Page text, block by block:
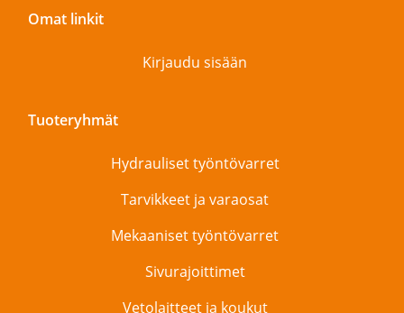
Omat linkit
Kirjaudu sisään
Tuoteryhmät
Hydrauliset työntövarret
Tarvikkeet ja varaosat
Mekaaniset työntövarret
Sivurajoittimet
Vetolaitteet ja koukut